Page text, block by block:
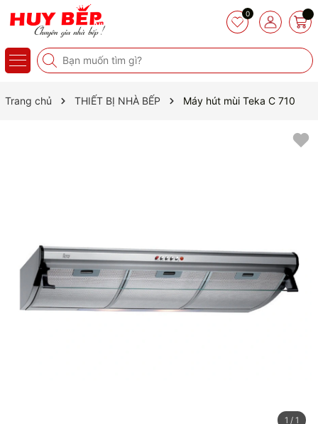
0
Trang chủ THIẾT BỊ NHÀ BẾP Máy hút mùi Teka C 710
1 / 1